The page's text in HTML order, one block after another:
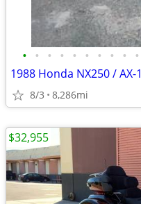
• • • • • • • • • •
1988 Honda NX250 / AX-1
8/3 8,286mi
$32,955